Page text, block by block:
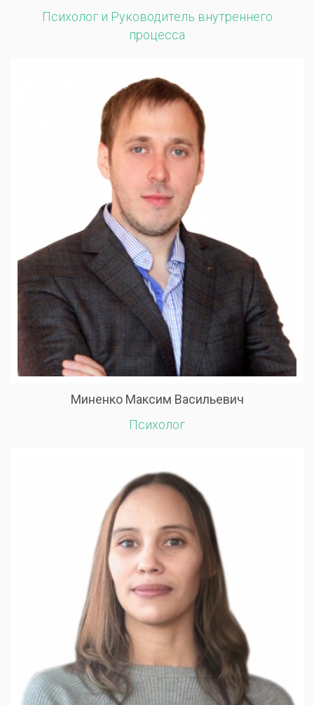
Психолог и Руководитель внутреннего
процесса
Миненко Максим Васильевич
Психолог